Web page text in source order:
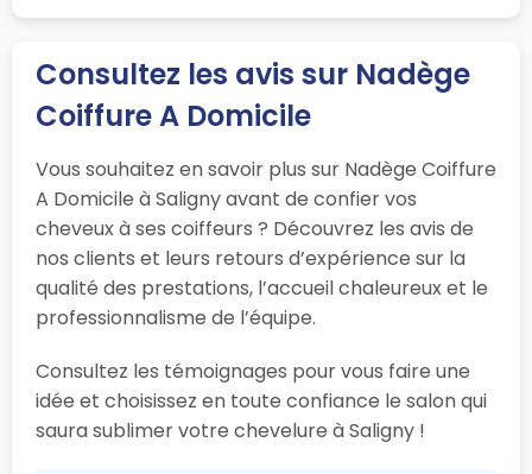
Consultez les avis sur Nadège
Coiffure A Domicile
Vous souhaitez en savoir plus sur Nadège Coiffure
A Domicile à Saligny avant de confier vos
cheveux à ses coiffeurs ? Découvrez les avis de
nos clients et leurs retours d’expérience sur la
qualité des prestations, l’accueil chaleureux et le
professionnalisme de l’équipe.
Consultez les témoignages pour vous faire une
idée et choisissez en toute confiance le salon qui
saura sublimer votre chevelure à Saligny !